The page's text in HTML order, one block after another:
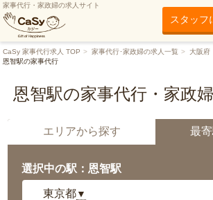
家事代行・家政婦の求人サイト
スタッフ
CaSy 家事代行求人 TOP 家事代行･家政婦の求人一覧 大阪府
恩智駅の家事代行
恩智駅の家事代行・家政
エリアから探す 最
選択中の駅：恩智駅
東京都▼